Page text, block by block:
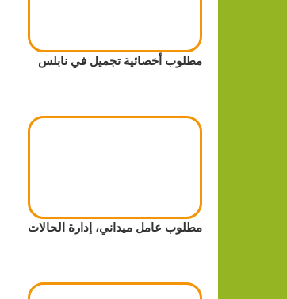
مطلوب أخصائية تجميل في نابلس
مطلوب عامل ميداني، إدارة الحالات